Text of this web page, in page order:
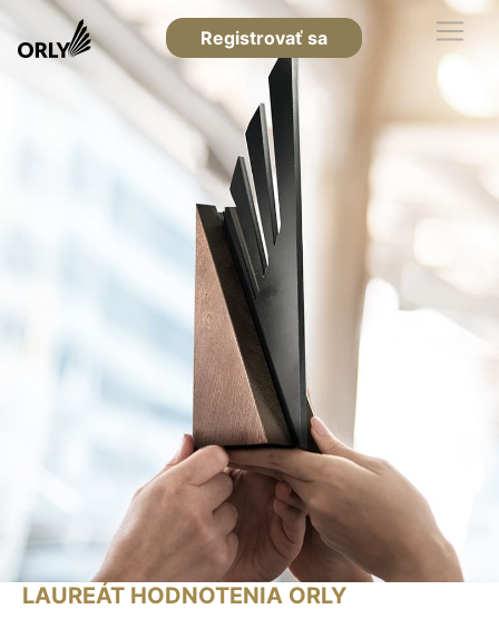
Registrovať sa
LAUREÁT HODNOTENIA ORLY